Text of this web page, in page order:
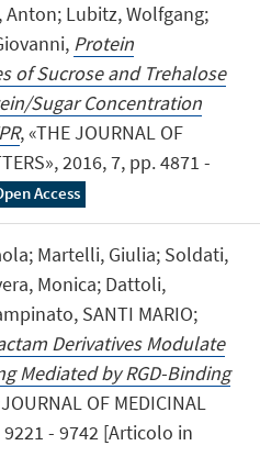
Anton; Lubitz, Wolfgang;
Protein
of Sucrose and Trehalose
Sugar Concentration
, «THE JOURNAL OF
2016, 7, pp. 4871 -
Access
Martelli, Giulia; Soldati,
Monica; Dattoli,
SANTI MARIO;
Derivatives Modulate
Mediated by RGD-Binding
OF MEDICINAL
9221 - 9742 [Articolo in